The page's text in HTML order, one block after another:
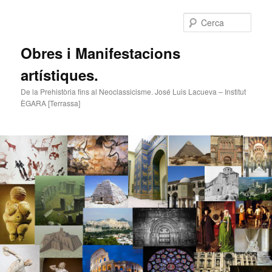
Obres i Manifestacions
artístiques.
De la Prehistòria fins al Neoclassicisme. José Luis Lacueva – Institut
ÈGARA [Terrassa]